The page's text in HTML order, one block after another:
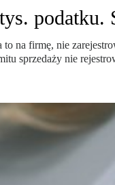
podatku.
na firmę, nie
sprzedaży nie